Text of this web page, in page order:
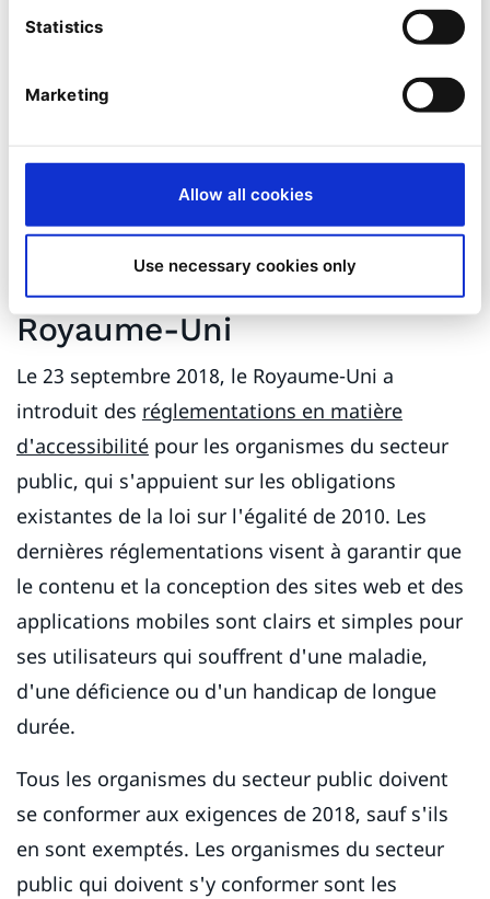
Statistics
Marketing
Allow all cookies
Use necessary cookies only
dans le secteur public, doivent commencer à
élaborer des stratégies pour se conformer à la
législation existante et à la nouvelle législation
Législation, où en êtes-
vous ?
Accessibilité du web au
Royaume-Uni
Le 23 septembre 2018, le Royaume-Uni a
introduit des réglementations en matière
d'accessibilité pour les organismes du secteur
public, qui s'appuient sur les obligations
existantes de la loi sur l'égalité de 2010. Les
dernières réglementations visent à garantir que
le contenu et la conception des sites web et des
applications mobiles sont clairs et simples pour
ses utilisateurs qui souffrent d'une maladie,
d'une déficience ou d'un handicap de longue
durée.
Tous les organismes du secteur public doivent
se conformer aux exigences de 2018, sauf s'ils
en sont exemptés. Les organismes du secteur
public qui doivent s'y conformer sont les